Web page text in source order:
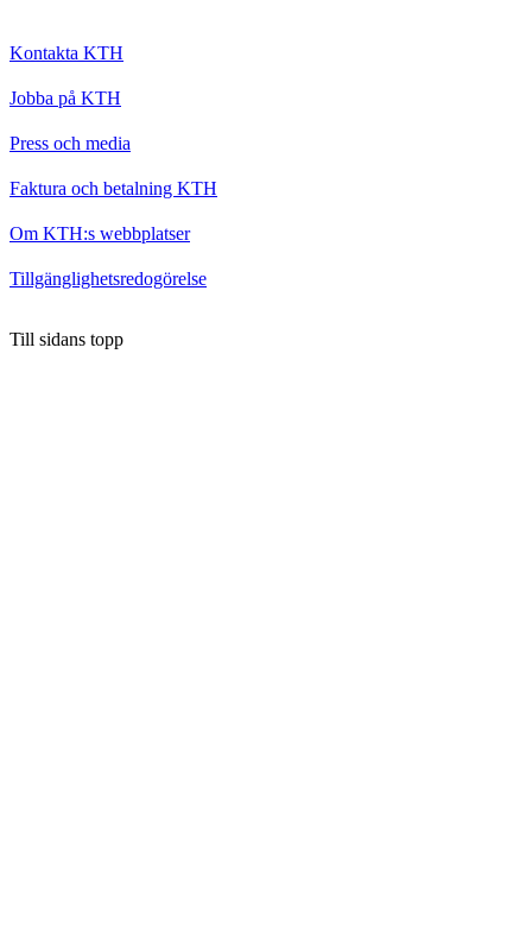
Kontakta KTH
Jobba på KTH
Press och media
Faktura och betalning KTH
Om KTH:s webbplatser
Tillgänglighetsredogörelse
Till sidans topp